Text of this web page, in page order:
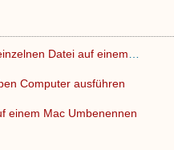
Computer ausführen
einem Mac Umbenennen